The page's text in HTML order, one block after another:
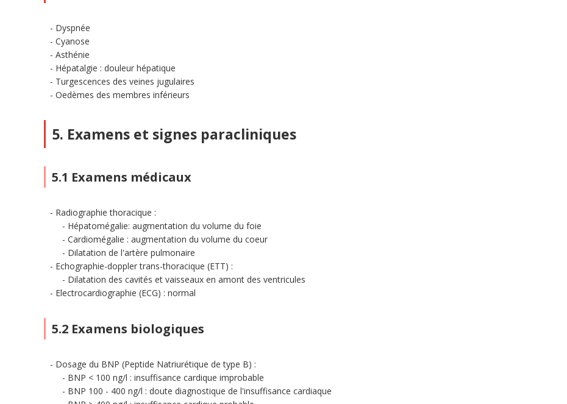
Dyspnée
Cyanose
Asthénie
Hépatalgie : douleur hépatique
Turgescences des veines jugulaires
Oedèmes des membres inférieurs
5. Examens et signes paracliniques
5.1 Examens médicaux
Radiographie thoracique :
Hépatomégalie: augmentation du volume du foie
Cardiomégalie : augmentation du volume du coeur
Dilatation de l'artère pulmonaire
Echographie-doppler trans-thoracique (ETT) :
Dilatation des cavités et vaisseaux en amont des ventricules
Electrocardiographie (ECG) : normal
5.2 Examens biologiques
Dosage du BNP (Peptide Natriurétique de type B) :
BNP < 100 ng/l : insuffisance cardique improbable
BNP 100 - 400 ng/l : doute diagnostique de l'insuffisance cardiaque